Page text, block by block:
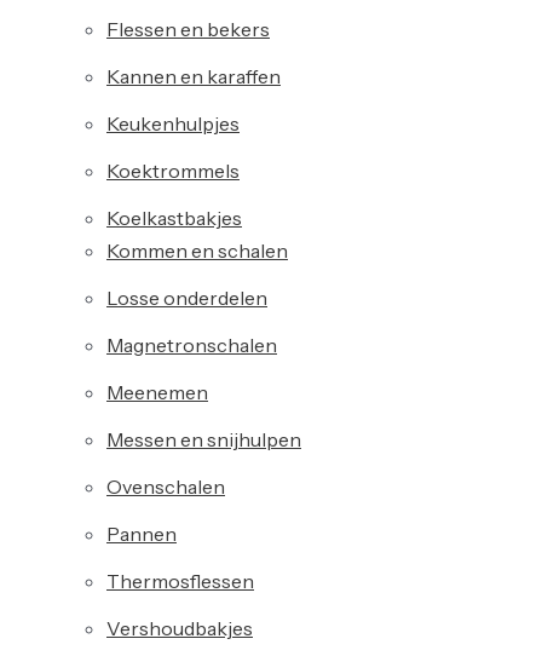
Flessen en bekers
Kannen en karaffen
Keukenhulpjes
Koektrommels
Koelkastbakjes
Kommen en schalen
Losse onderdelen
Magnetronschalen
Meenemen
Messen en snijhulpen
Ovenschalen
Pannen
Thermosflessen
Vershoudbakjes